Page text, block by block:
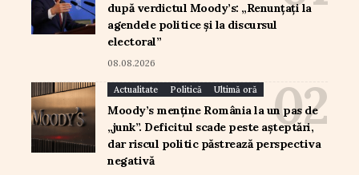
după verdictul Moody’s: „Renunțați la
agendele politice și la discursul
electoral”
08.08.2026
Actualitate Politică Ultimă oră
Moody’s menține România la un pas de
„junk”. Deficitul scade peste așteptări,
dar riscul politic păstrează perspectiva
negativă